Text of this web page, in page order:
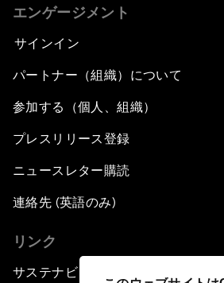
エンゲージメント
サインイン
パートナー（組織）について
参加する（個人、組織）
プレスリリース登録
ニュースレター購読
連絡先 (英語のみ)
リンク
サステナビリティへの取り組み